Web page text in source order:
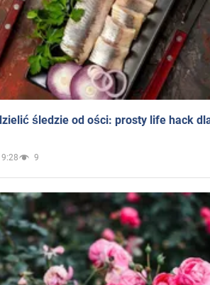
śledzie od ości: prosty life hack
9